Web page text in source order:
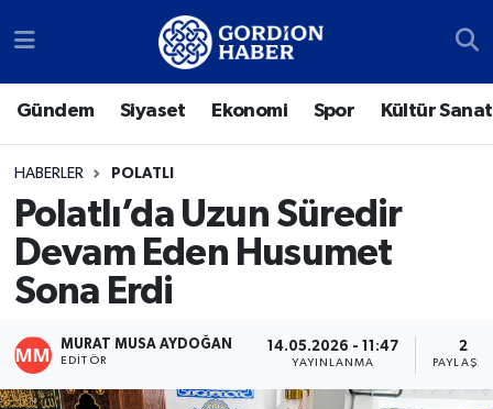
Gündem Siyaset Ekonomi Spor Kültür Sanat
HABERLER POLATLI
Polatlı’da Uzun Süredir
Devam Eden Husumet
Sona Erdi
MURAT MUSA AYDOĞAN
EDITÖR
14.05.2026 - 11:47
YAYINLANMA
2
PAYLAŞIM
Sosyal Medya Hesaplarımız
Siyaset
Ekonomi
Spor
Kültür Sanat
Ankara Nöbetçi Eczaneler
Ankara Trafik Yoğunluk Haritası
Süper Lig Puan Durumu ve Fikstür
Tüm Manşetler
Son Dakika Haberleri